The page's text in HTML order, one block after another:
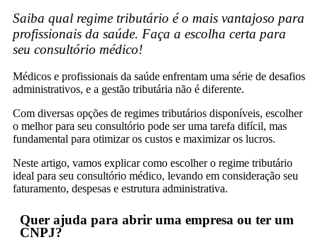
Saiba qual regime tributário é o mais vantajoso para
profissionais da saúde. Faça a escolha certa para
seu consultório médico!
Médicos e profissionais da saúde enfrentam uma série de desafios
administrativos, e a gestão tributária não é diferente.
Com diversas opções de regimes tributários disponíveis, escolher
o melhor para seu consultório pode ser uma tarefa difícil, mas
fundamental para otimizar os custos e maximizar os lucros.
Neste artigo, vamos explicar como escolher o regime tributário
ideal para seu consultório médico, levando em consideração seu
faturamento, despesas e estrutura administrativa.
Quer ajuda para abrir uma empresa ou ter um
CNPJ?